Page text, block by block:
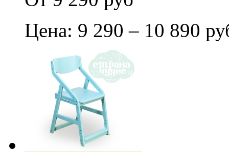
Цена: 9 290 – 10 890